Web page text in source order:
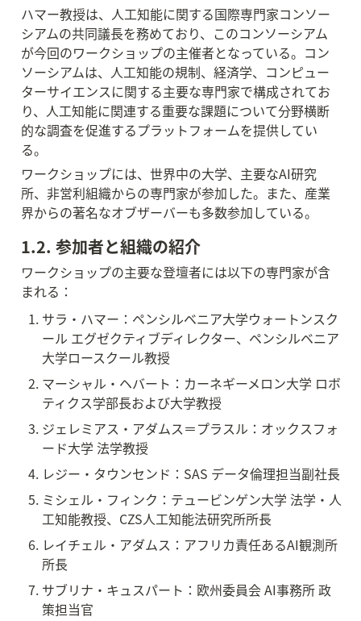
ハマー教授は、人工知能に関する国際専門家コンソー
シアムの共同議長を務めており、このコンソーシアム
が今回のワークショップの主催者となっている。コン
ソーシアムは、人工知能の規制、経済学、コンピュー
ターサイエンスに関する主要な専門家で構成されてお
り、人工知能に関連する重要な課題について分野横断
的な調査を促進するプラットフォームを提供してい
る。
ワークショップには、世界中の大学、主要なAI研究
所、非営利組織からの専門家が参加した。また、産業
界からの著名なオブザーバーも多数参加している。
1.2. 参加者と組織の紹介
ワークショップの主要な登壇者には以下の専門家が含
まれる：
サラ・ハマー：ペンシルベニア大学ウォートンスク
ール エグゼクティブディレクター、ペンシルベニア
大学ロースクール教授
マーシャル・ヘバート：カーネギーメロン大学 ロボ
ティクス学部長および大学教授
ジェレミアス・アダムス＝プラスル：オックスフォ
ード大学 法学教授
レジー・タウンセンド：SAS データ倫理担当副社長
ミシェル・フィンク：テュービンゲン大学 法学・人
工知能教授、CZS人工知能法研究所所長
レイチェル・アダムス：アフリカ責任あるAI観測所
所長
サブリナ・キュスパート：欧州委員会 AI事務所 政
策担当官